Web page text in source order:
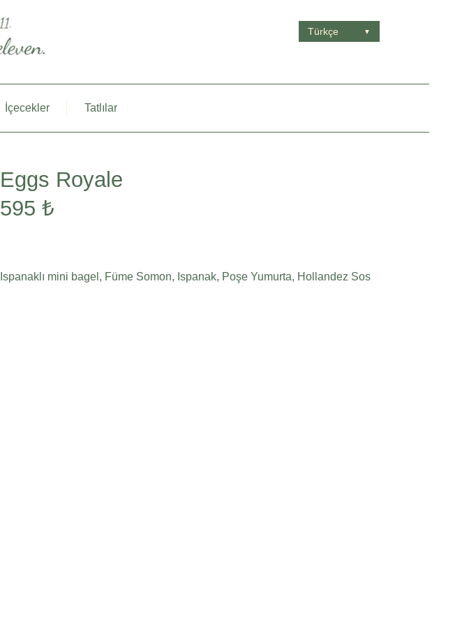
Türkçe ▼
İçecekler Tatlılar
Eggs Royale
595 ₺
Ispanaklı mini bagel, Füme Somon, Ispanak, Poşe Yumurta, Hollandez Sos